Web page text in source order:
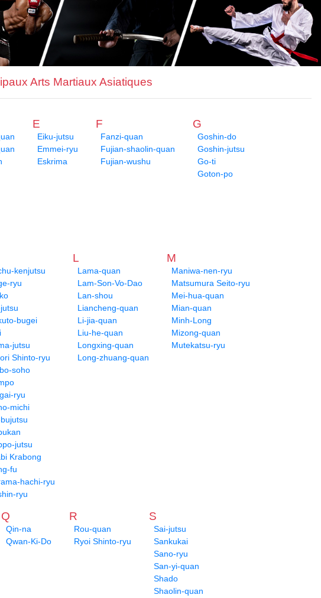
Arts Martiaux Asiatiques
E
Eiku-jutsu
Emmei-ryu
Eskrima
F
Fanzi-quan
Fujian-shaolin-quan
Fujian-wushu
G
Goshin-do
Goshin-jutsu
Go-ti
Goton-po
kenjutsu
ryu
bugei
jutsu
Shinto-ryu
soho
ryu
michi
jutsu
Krabong
fu
hachi-ryu
ryu
L
Lama-quan
Lam-Son-Vo-Dao
Lan-shou
Liancheng-quan
Li-jia-quan
Liu-he-quan
Longxing-quan
Long-zhuang-quan
M
Maniwa-nen-ryu
Matsumura Seito-ryu
Mei-hua-quan
Mian-quan
Minh-Long
Mizong-quan
Mutekatsu-ryu
Q
Qin-na
Qwan-Ki-Do
R
Rou-quan
Ryoi Shinto-ryu
S
Sai-jutsu
Sankukai
Sano-ryu
San-yi-quan
Shado
Shaolin-quan